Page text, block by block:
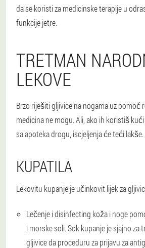
da se koristi za medicinske terapije u
funkcije jetre.
TRETMAN
LEKOVE
Brzo riješiti gljivice na nogama uz pomoć
medicina ne mogu. Ali, ako ih koristiš
sa apoteka drogu, iscjeljenja će teći lakše.
KUPATILA
Lekovitu kupanje je učinkovit lijek za
Lečenje i disinfecting koža i noge
i morske soli. Sok kupanje je sjajno za
gljivice da proceduru za prijavu za